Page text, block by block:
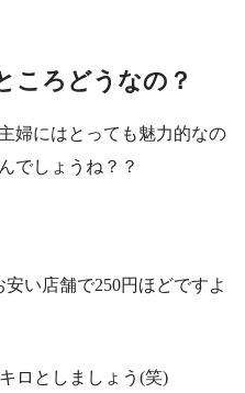
ころどうなの？
婦にはとっても魅力的なの
でしょうね？？
い店舗で250円ほどですよ
ロとしましょう(笑)